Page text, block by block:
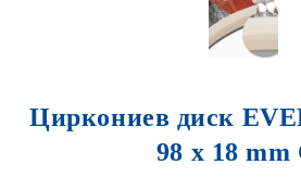
Циркониев диск
98 x 18 mm